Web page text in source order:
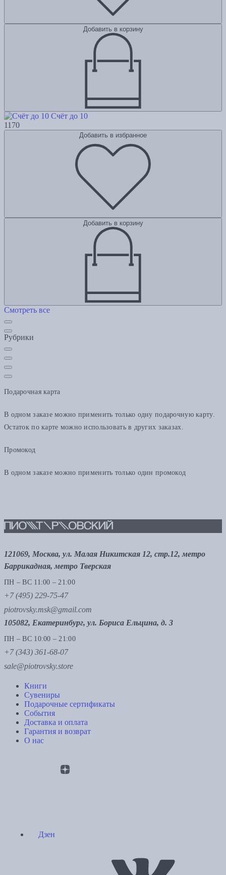
Добавить в корзину
Счёт до 10
1170
Добавить в избранное
Добавить в корзину
Смотреть все
Рубрики
Подарочная карта
В одном заказе можно применить только одну подарочную карту.
Остаток по карте можно использовать в других заказах.
Промокод
В одном заказе можно применить только один промокод
121069, Москва, ул. Малая Никитская 12, стр.12, метро
Баррикадная, метро Тверская
ПН – ВС 11:00 – 21:00
+7 (495) 229-75-47
piotrovsky.msk@gmail.com
105082, Екатеринбург, ул. Бориса Ельцина, д. 3
ПН – ВС 10:00 – 21:00
+7 (343) 361-68-07
sale@piotrovsky.store
Книги
Сувениры
Подарочные сертификаты
События
Доставка и оплата
Гарантия и возврат
О нас
Дзен